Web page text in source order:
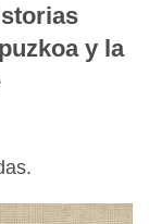
y la